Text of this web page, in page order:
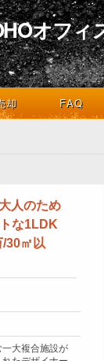
オフィ
デザインとライフ
却 FAQ
人のため
な1LDK
30㎡以
大複合施設が